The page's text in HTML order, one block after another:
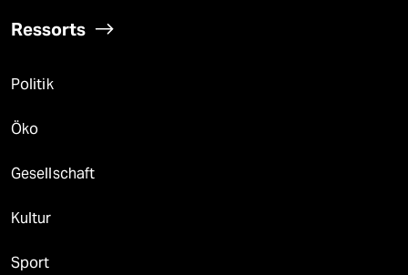
Ressorts
Politik
Öko
Gesellschaft
Kultur
Sport